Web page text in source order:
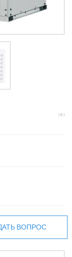
( 0 )
ВОПРОС